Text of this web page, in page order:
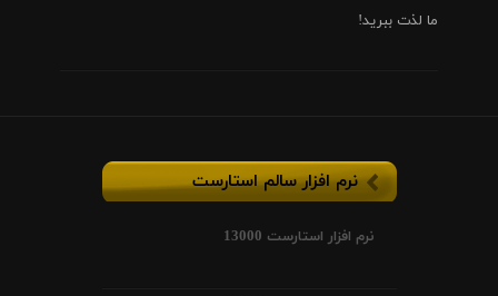
ما لذت ببرید!
نرم افزار سالم استارست
نرم افزار استارست 13000